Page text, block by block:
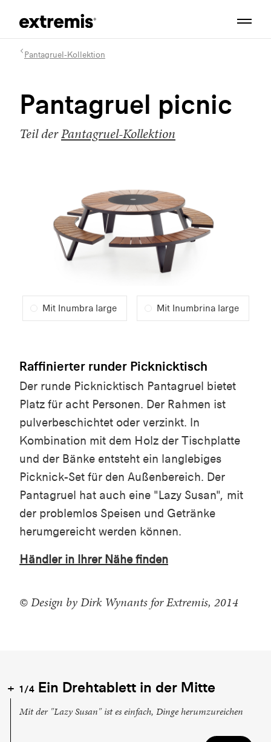
Pantagruel-Kollektion
Pantagruel picnic
Teil derPantagruel-Kollektion
Mit Inumbra large Mit Inumbrina large
Raffinierter runder Picknicktisch
Der runde Picknicktisch Pantagruel bietet
Platz für acht Personen. Der Rahmen ist
pulverbeschichtet oder verzinkt. In
Kombination mit dem Holz der Tischplatte
und der Bänke entsteht ein langlebiges
Picknick-Set für den Außenbereich. Der
Pantagruel hat auch eine "Lazy Susan", mit
der problemlos Speisen und Getränke
herumgereicht werden können.
Händler in Ihrer Nähe finden
© Design by Dirk Wynants for Extremis, 2014
1/4 Ein Drehtablett in der Mitte
Mit der "Lazy Susan" ist es einfach, Dinge herumzureichen